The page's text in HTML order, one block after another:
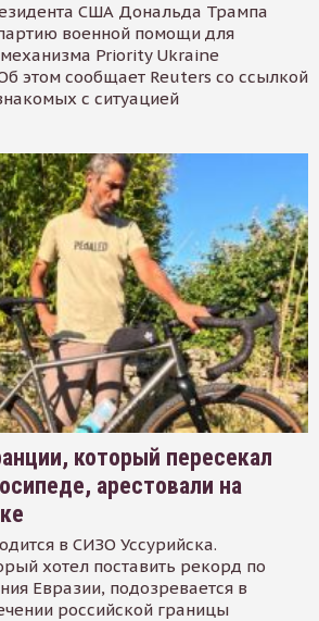
США Дональда Трампа
военной помощи для
Priority Ukraine
этом сообщает Reuters со ссылкой
с ситуацией
который пересекал
арестовали на
в СИЗО Уссурийска.
хотел поставить рекорд по
Евразии, подозревается в
российской границы